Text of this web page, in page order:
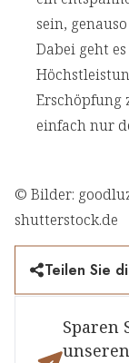
sein,
Dabei geht
Erschöpfung
einfach nur
© Bilder:
shutterstock.de
Teilen Sie
Sparen